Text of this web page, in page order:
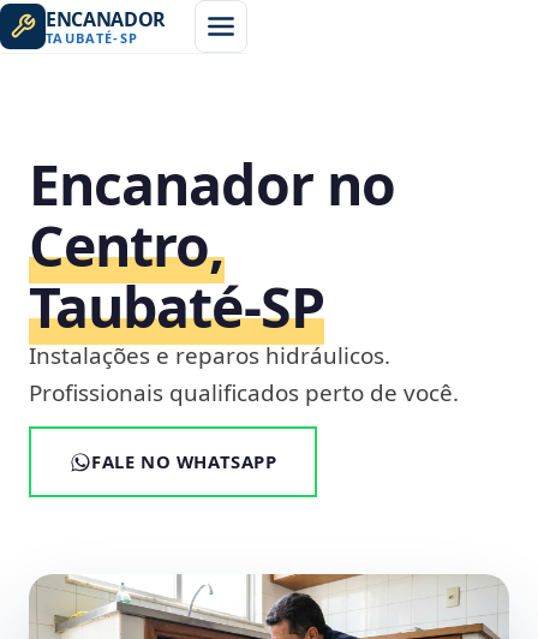
ENCANADOR
TAUBATÉ-SP
Encanador no
Centro,
Taubaté‑SP
Instalações e reparos hidráulicos.
Profissionais qualificados perto de você.
FALE NO WHATSAPP